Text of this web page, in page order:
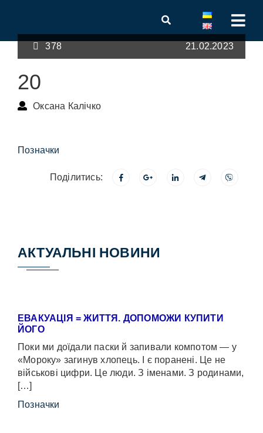
378 21.02.2023
20
Оксана Калічко
Позначки
Поділитись:
АКТУАЛЬНІ НОВИНИ
ЕВАКУАЦІЯ = ЖИТТЯ. ДОПОМОЖИ КУПИТИ
ЙОГО
Поки ми доїдали паски й запивали компотом — у
«Мороку» загинув хлопець. І є поранені. Це не
військові цифри. Це люди. З іменами. З родинами,
[…]
Позначки